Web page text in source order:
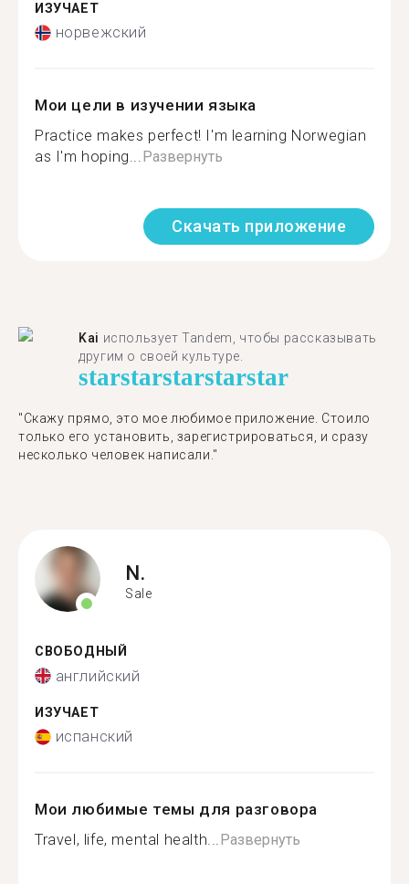
ИЗУЧАЕТ
норвежский
Мои цели в изучении языка
Practice makes perfect! I'm learning Norwegian
as I'm hoping...Развернуть
Скачать приложение
Kai использует Tandem, чтобы рассказывать
другим о своей культуре.
starstarstarstarstar
"Скажу прямо, это мое любимое приложение. Стоило
только его установить, зарегистрироваться, и сразу
несколько человек написали."
N.
Sale
СВОБОДНЫЙ
английский
ИЗУЧАЕТ
испанский
Мои любимые темы для разговора
Travel, life, mental health...Развернуть